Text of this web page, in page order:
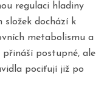
regulaci hladiny
složek dochází k
metabolismu a
přináší postupné, ale
pociťují již po